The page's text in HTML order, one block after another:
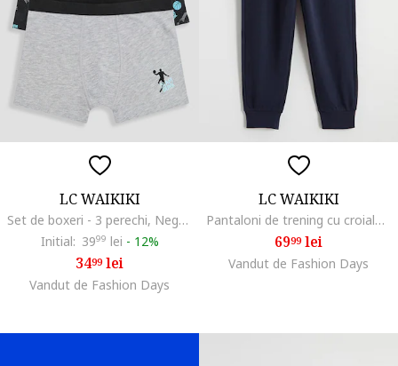
LC WAIKIKI
Set de boxeri - 3 perechi, Negru/Gri melange/Albastru glaciar
Initial: 3999 lei - 12%
3499lei
Vandut de Fashion Days
LC WAIKIKI
Pantaloni de trening cu croiala regular-fit si model uni, Albastru ultramarin
6999lei
Vandut de Fashion Days